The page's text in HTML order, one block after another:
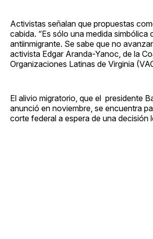
Activistas señalan que propuestas
cabida. “Es sólo una medida simbólica
antiinmigrante. Se sabe que no
activista Edgar Aranda-Yanoc, de la
Organizaciones Latinas de Virginia
El alivio migratorio, que el presidente
anunció en noviembre, se encuentra
corte federal a espera de una decisión